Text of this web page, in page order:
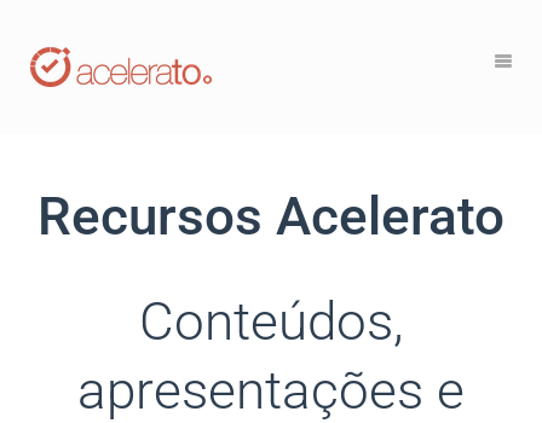
Recursos Acelerato
Conteúdos,
apresentações e